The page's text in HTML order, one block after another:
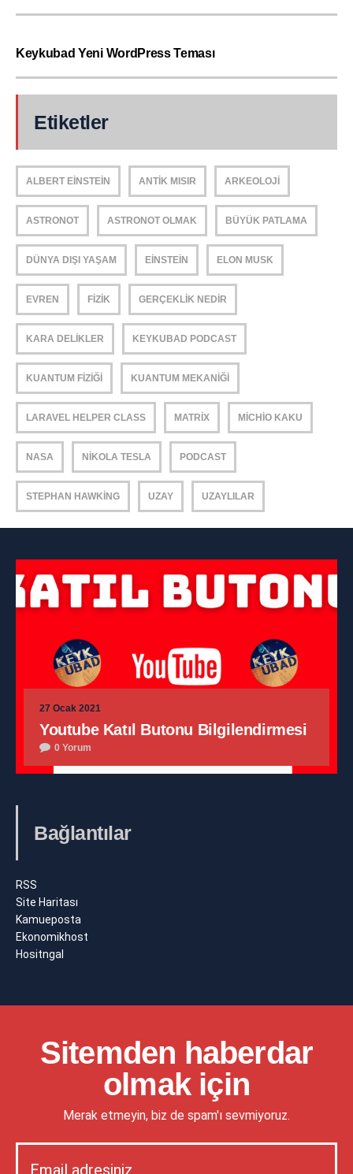
Keykubad Yeni WordPress Teması
Etiketler
ALBERT EINSTEIN ANTIK MISIR ARKEOLOJI
ASTRONOT ASTRONOT OLMAK BÜYÜK PATLAMA
DÜNYA DIŞI YAŞAM EINSTEIN ELON MUSK
EVREN FIZIK GERÇEKLIK NEDIR
KARA DELIKLER KEYKUBAD PODCAST
KUANTUM FIZIĞI KUANTUM MEKANIĞI
LARAVEL HELPER CLASS MATRIX MICHIO KAKU
NASA NIKOLA TESLA PODCAST
STEPHAN HAWKING UZAY UZAYLILAR
27 Ocak 2021
Youtube Katıl Butonu Bilgilendirmesi
0 Yorum
Bağlantılar
RSS
Site Haritası
Kamueposta
Ekonomikhost
Hositngal
Sitemden haberdar
olmak için
Merak etmeyin, biz de spam'ı sevmiyoruz.